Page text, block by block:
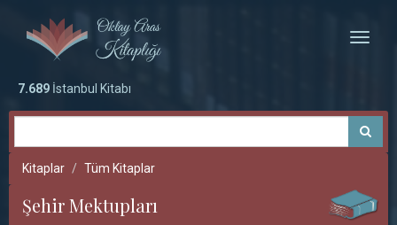
Toggle
7.689 İstanbul Kitabı
Kitaplar Tüm Kitaplar
Şehir Mektupları